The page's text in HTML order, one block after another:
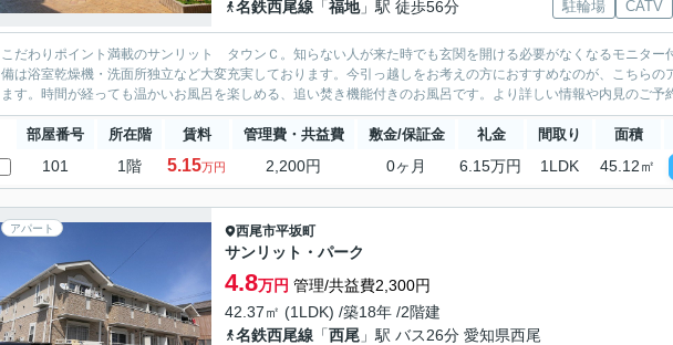
名鉄西尾線 「福地」駅 徒歩56分 駐輪場 CATV
こだわりポイント満載のサンリット タウンＣ。知らない人が来た時でも玄関を開ける必要がなくなるモニター
備は浴室乾燥機・洗面所独立など大変充実しております。今引っ越しをお考えの方におすすめなのが、こちらの
ます。時間が経っても温かいお風呂を楽しめる、追い焚き機能付きのお風呂です。より詳しい情報や内見のご予
部屋番号 所在階 賃料 管理費・共益費 敷金/保証金 礼金 間取り 面積
101 1階 5.15万円 2,200円 0ヶ月 6.15万円 1LDK 45.12㎡
アパート 西尾市平坂町
サンリット・パーク
4.8万円 管理/共益費2,300円
42.37㎡ (1LDK) /築18年 /2階建
名鉄西尾線 「西尾 」駅 バス26分 愛知県西尾